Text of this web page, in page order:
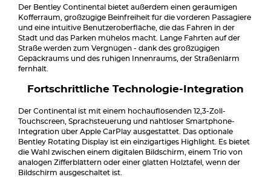
Der Bentley Continental bietet außerdem einen geräumigen
Kofferraum, großzügige Beinfreiheit für die vorderen Passagiere
und eine intuitive Benutzeroberfläche, die das Fahren in der
Stadt und das Parken mühelos macht. Lange Fahrten auf der
Straße werden zum Vergnügen - dank des großzügigen
Gepäckraums und des ruhigen Innenraums, der Straßenlärm
fernhält.
Fortschrittliche Technologie-Integration
Der Continental ist mit einem hochauflösenden 12,3-Zoll-
Touchscreen, Sprachsteuerung und nahtloser Smartphone-
Integration über Apple CarPlay ausgestattet. Das optionale
Bentley Rotating Display ist ein einzigartiges Highlight. Es bietet
die Wahl zwischen einem digitalen Bildschirm, einem Trio von
analogen Zifferblättern oder einer glatten Holztafel, wenn der
Bildschirm ausgeschaltet ist.